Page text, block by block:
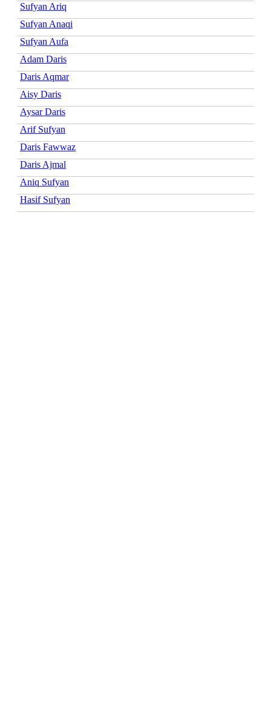
Sufyan Ariq
Sufyan Anaqi
Sufyan Aufa
Adam Daris
Daris Aqmar
Aisy Daris
Aysar Daris
Arif Sufyan
Daris Fawwaz
Daris Ajmal
Aniq Sufyan
Hasif Sufyan